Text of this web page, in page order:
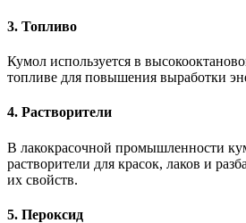
3. Топливо
Кумол используется в
топливе для повышения выработки
4. Растворители
В лакокрасочной промышленности
растворители для красок, лаков и
их свойств.
5. Пероксид